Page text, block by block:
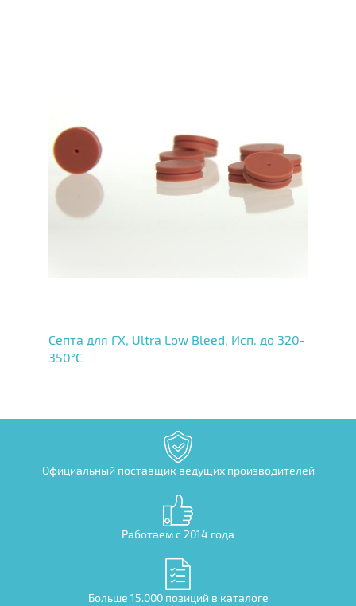
Септа для ГХ, Ultra Low Bleed, Исп. до 320-
350°C
Официальный поставщик ведущих производителей
Работаем с 2014 года
Больше 15.000 позиций в каталоге